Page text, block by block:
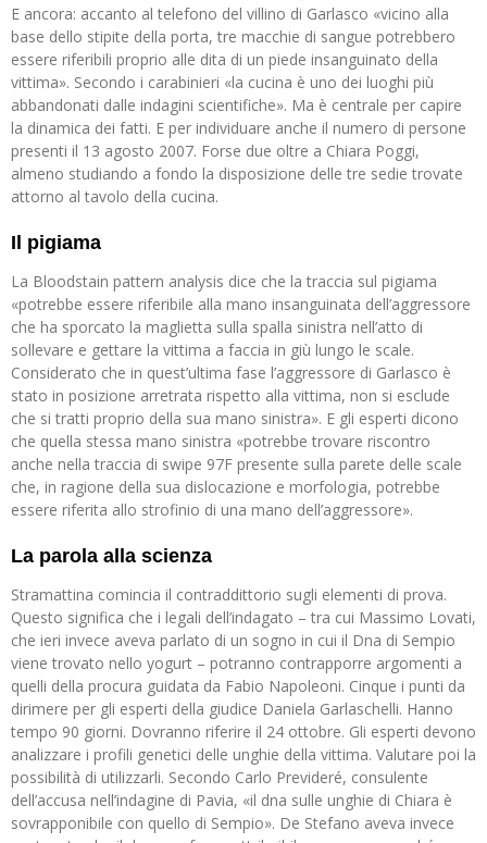
E ancora: accanto al telefono del villino di Garlasco «vicino alla
base dello stipite della porta, tre macchie di sangue potrebbero
essere riferibili proprio alle dita di un piede insanguinato della
vittima». Secondo i carabinieri «la cucina è uno dei luoghi più
abbandonati dalle indagini scientifiche». Ma è centrale per capire
la dinamica dei fatti. E per individuare anche il numero di persone
presenti il 13 agosto 2007. Forse due oltre a Chiara Poggi,
almeno studiando a fondo la disposizione delle tre sedie trovate
attorno al tavolo della cucina.
Il pigiama
La Bloodstain pattern analysis dice che la traccia sul pigiama
«potrebbe essere riferibile alla mano insanguinata dell’aggressore
che ha sporcato la maglietta sulla spalla sinistra nell’atto di
sollevare e gettare la vittima a faccia in giù lungo le scale.
Considerato che in quest’ultima fase l’aggressore di Garlasco è
stato in posizione arretrata rispetto alla vittima, non si esclude
che si tratti proprio della sua mano sinistra». E gli esperti dicono
che quella stessa mano sinistra «potrebbe trovare riscontro
anche nella traccia di swipe 97F presente sulla parete delle scale
che, in ragione della sua dislocazione e morfologia, potrebbe
essere riferita allo strofinio di una mano dell’aggressore».
La parola alla scienza
Stramattina comincia il contraddittorio sugli elementi di prova.
Questo significa che i legali dell’indagato – tra cui Massimo Lovati,
che ieri invece aveva parlato di un sogno in cui il Dna di Sempio
viene trovato nello yogurt – potranno contrapporre argomenti a
quelli della procura guidata da Fabio Napoleoni. Cinque i punti da
dirimere per gli esperti della giudice Daniela Garlaschelli. Hanno
tempo 90 giorni. Dovranno riferire il 24 ottobre. Gli esperti devono
analizzare i profili genetici delle unghie della vittima. Valutare poi la
possibilità di utilizzarli. Secondo Carlo Previderé, consulente
dell’accusa nell’indagine di Pavia, «il dna sulle unghie di Chiara è
sovrapponibile con quello di Sempio». De Stefano aveva invece